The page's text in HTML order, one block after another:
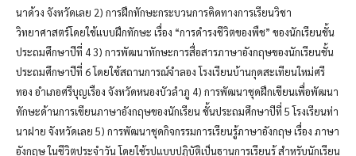
นาด้วง จังหวัดเลย 2) การฝึกทักษะกระบวนการคิดทางการเรียนวิชา
วิทยาศาสตร์โดยใช้แบบฝึกทักษะ เรื่อง “การดำรงชีวิตของพืช” ของนักเรียนชั้น
ประถมศึกษาปีที่ 4 3) การพัฒนาทักษะการสื่อสารภาษาอังกฤษของนักเรียนชั้น
ประถมศึกษาปีที่ 6 โดยใช้สถานการณ์จำลอง โรงเรียนบ้านกุดสะเทียนใหม่ศรี
ทอง อำเภอศรีบุญเรือง จังหวัดหนองบัวลำภู 4) การพัฒนาชุดฝึกเขียนเพื่อพัฒนา
ทักษะด้านการเขียนภาษาอังกฤษของนักเรียน ชั้นประถมศึกษาปีที่ 5 โรงเรียนท่า
นาฝาย จังหวัดเลย 5) การพัฒนาชุดกิจกรรมการเรียนรู้ภาษาอังกฤษ เรื่อง ภาษา
อังกฤษ ในชีวิตประจำวัน โดยใช้รูปแบบปฏิบัติเป็นฐานการเรียนรู้ สำหรับนักเรียน